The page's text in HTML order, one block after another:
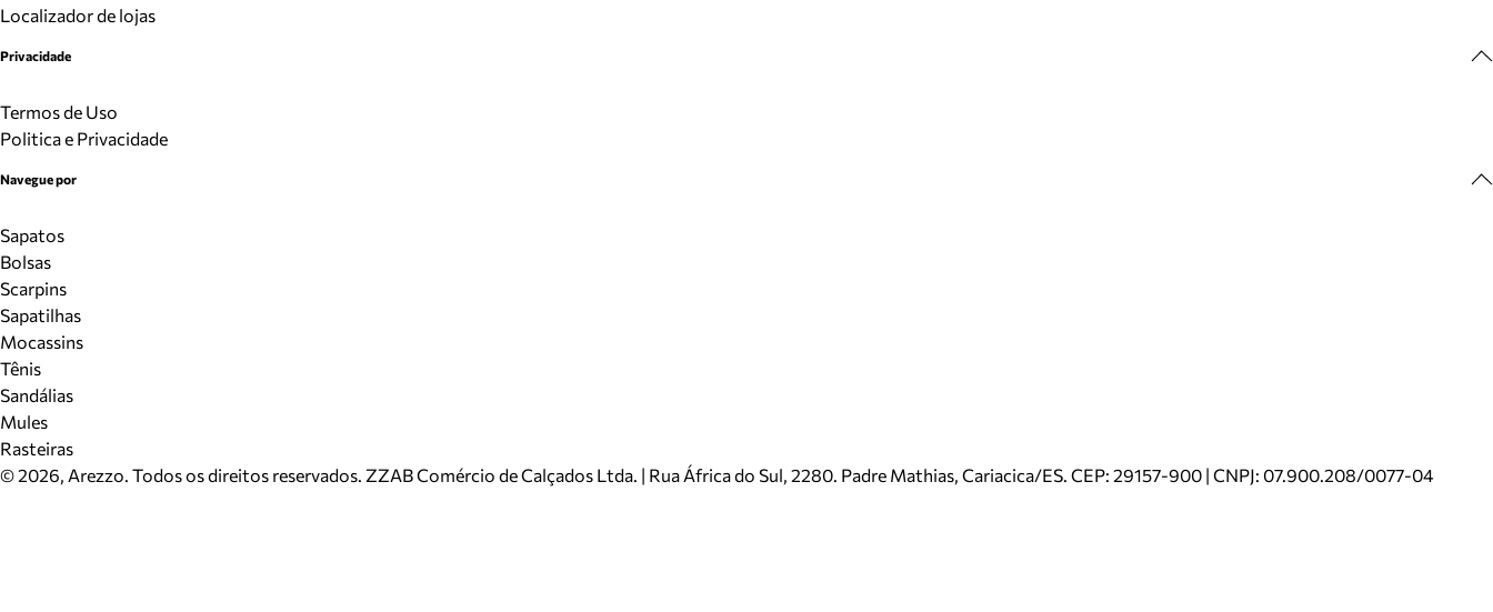
Localizador de lojas
Privacidade
Termos de Uso
Politica e Privacidade
Navegue por
Sapatos
Bolsas
Scarpins
Sapatilhas
Mocassins
Tênis
Sandálias
Mules
Rasteiras
©2026, Arezzo. Todos os direitos reservados. ZZAB Comércio de Calçados Ltda. | Rua África do Sul, 2280. Padre Mathias, Cariacica/ES. CEP: 29157-900 | CNPJ: 07.900.208/0077-04